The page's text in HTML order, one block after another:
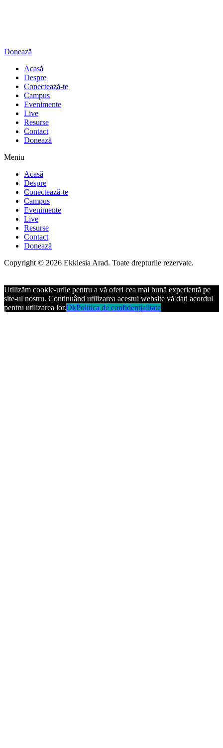
Donează
Acasă
Despre
Conectează-te
Campus
Evenimente
Live
Resurse
Contact
Donează
Meniu
Acasă
Despre
Conectează-te
Campus
Evenimente
Live
Resurse
Contact
Donează
Copyright © 2026 Ekklesia Arad. Toate drepturile rezervate.
Utilizăm cookie-urile pentru a vă oferi cea mai bună experiență pe
site-ul nostru. Continuând utilizarea acestui website vă dați acordul
pentru utilizarea lor.OkPolitica de confidențialitate